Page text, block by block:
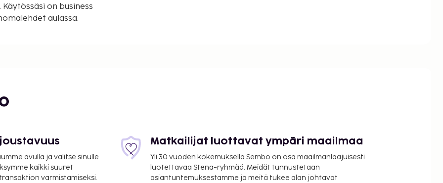
aulassa.
Ranskan turismin
yö. Tätä veroa ei
avulla ja valitse sinulle
kaikki suuret
varmistamiseksi.
Matkailijat luottavat ympäri maailmaa
Yli 30 vuoden kokemuksella Sembo on osa maailmanlaajuisesti
luotettavaa Stena-ryhmää. Meidät tunnustetaan
asiantuntemuksestamme ja meitä tukee alan johtavat